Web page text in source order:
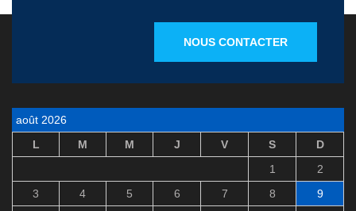
NOUS CONTACTER
août 2026
L
M M J V S
D
1
2
3
4 5 6 7 8
9